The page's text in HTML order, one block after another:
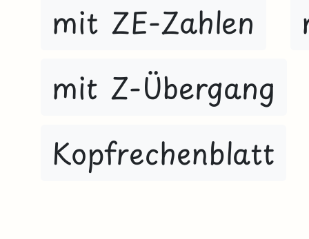
mit ZE-Zahlen
mit Z-Übergang
Kopfrechenblatt